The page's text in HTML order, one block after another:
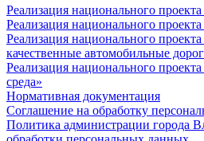
Реализация национального
Реализация национального проекта
Реализация национального
качественные автомобильные
Реализация национального
среда»
Нормативная документация
Соглашение на обработку
Политика администрации города